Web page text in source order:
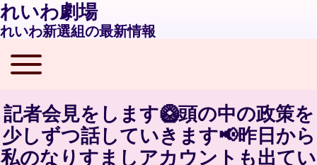
れいわ劇場
れいわ新選組の最新情報
Main navigation
Toggle main menu
記者会見をします🥝頭の中の政策を
少しずつ話していきます📢昨日から
私のなりすましアカウントも出てい